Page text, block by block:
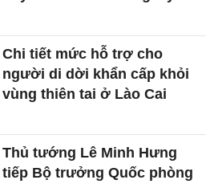
Chi tiết mức hỗ trợ cho
người di dời khẩn cấp khỏi
vùng thiên tai ở Lào Cai
Thủ tướng Lê Minh Hưng
tiếp Bộ trưởng Quốc phòng